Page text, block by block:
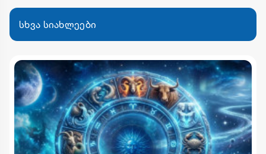
სხვა სიახლეები